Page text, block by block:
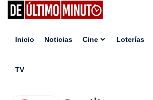
Inicio Noticias Cine Loterías
TV